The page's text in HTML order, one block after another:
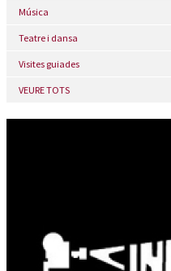
Música
Teatre i dansa
Visites guiades
VEURE TOTS